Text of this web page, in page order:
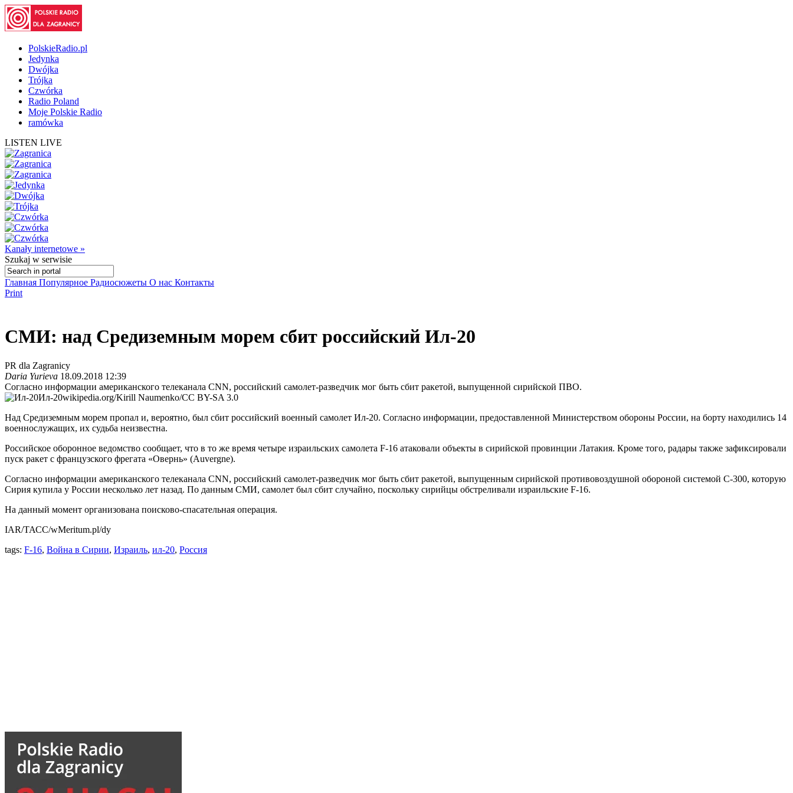
PolskieRadio.pl
Jedynka
Dwójka
Trójka
Czwórka
Radio Poland
Moje Polskie Radio
ramówka
LISTEN LIVE
Kanały internetowe »
Szukaj w serwisie
Главная Популярное Радиосюжеты О нас Контакты
Print
СМИ: над Средиземным морем сбит российский Ил-20
PR dla Zagranicy
Daria Yurieva 18.09.2018 12:39
Согласно информации американского телеканала CNN, российский самолет-разведчик мог быть сбит ракетой, выпущенной сирийской ПВО.
Ил-20wikipedia.org/Kirill Naumenko/CC BY-SA 3.0
Над Средиземным морем пропал и, вероятно, был сбит российский военный самолет Ил-20. Согласно информации, предоставленной Министерством обороны России, на борту находились 14
военнослужащих, их судьба неизвестна.
Российское оборонное ведомство сообщает, что в то же время четыре израильских самолета F-16 атаковали объекты в сирийской провинции Латакия. Кроме того, радары также зафиксировали
пуск ракет с французского фрегата «Овернь» (Auvergne).
Согласно информации американского телеканала CNN, российский самолет-разведчик мог быть сбит ракетой, выпущенным сирийской противовоздушной обороной системой С-300, которую
Сирия купила у России несколько лет назад. По данным СМИ, самолет был сбит случайно, поскольку сирийцы обстреливали израильские F-16.
На данный момент организована поисково-спасательная операция.
IAR/ТАСС/wMeritum.pl/dy
tags: F-16, Война в Сирии, Израиль, ил-20, Россия